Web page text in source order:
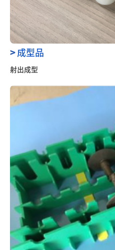
>成型品
射出成型